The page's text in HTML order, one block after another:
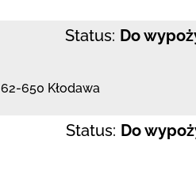
Status: Do
62-650 Kłodawa
Status: Do